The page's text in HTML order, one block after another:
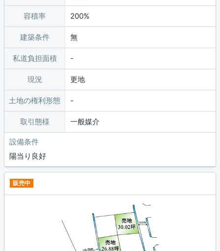
容積率 200%
建築条件 無
私道負担面積
現況 更地
土地の権利形態
取引態様 一般媒介
設備条件
陽当り良好
販売中